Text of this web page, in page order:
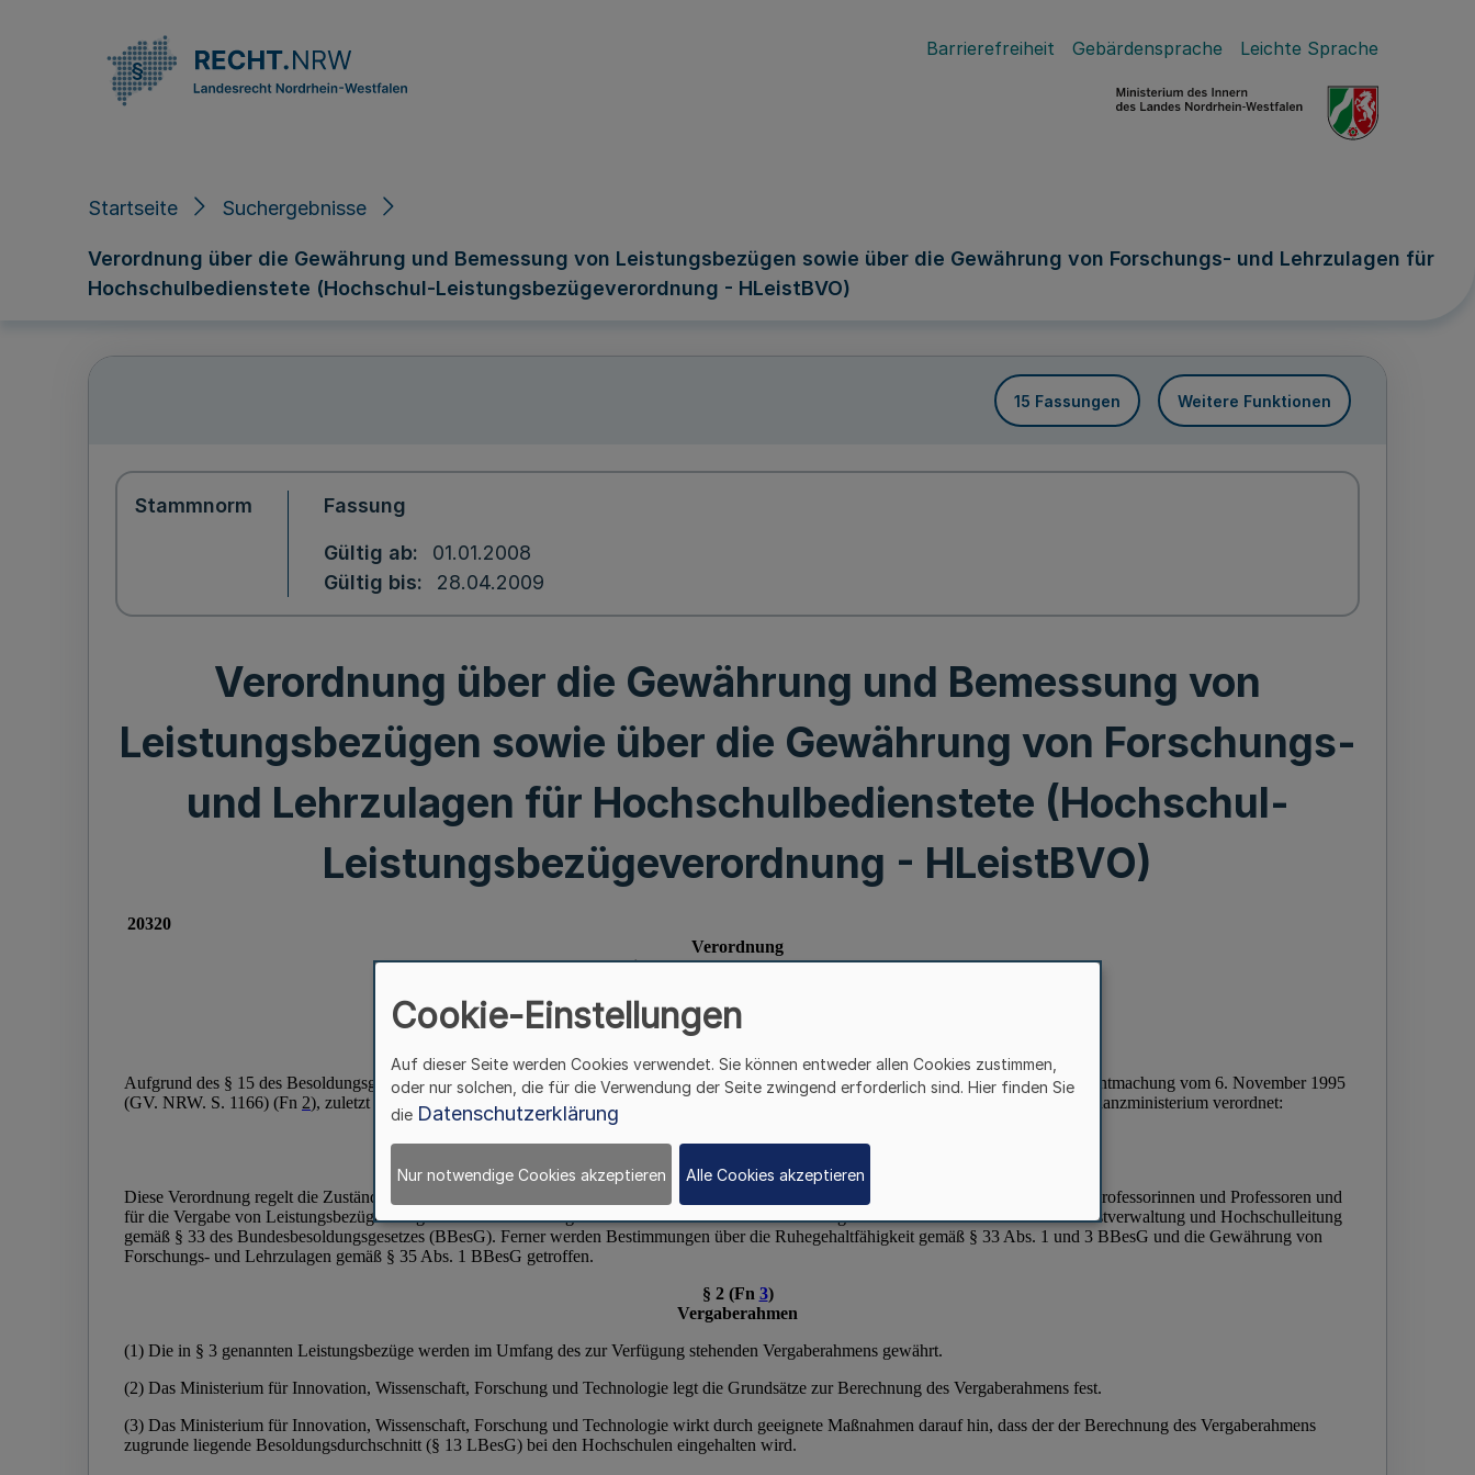
Barrierefreiheit Gebärdensprache Leichte Sprache
Startseite Suchergebnisse
Verordnung über die Gewährung und Bemessung von Leistungsbezügen sowie über die Gewährung von Forschungs- und Lehrzulagen für
Hochschulbedienstete (Hochschul-Leistungsbezügeverordnung - HLeistBVO)
15 Fassungen Weitere Funktionen
Stammnorm Fassung
Gültig ab
01.01.2008
Gültig bis
28.04.2009
Verordnung über die Gewährung und Bemessung von
Leistungsbezügen sowie über die Gewährung von Forschungs-
und Lehrzulagen für Hochschulbedienstete (Hochschul-
Leistungsbezügeverordnung - HLeistBVO)
Cookie-Einstellungen
Auf dieser Seite werden Cookies verwendet. Sie können entweder allen Cookies zustimmen,
oder nur solchen, die für die Verwendung der Seite zwingend erforderlich sind. Hier finden Sie
die Datenschutzerklärung
Nur notwendige Cookies akzeptieren Alle Cookies akzeptieren